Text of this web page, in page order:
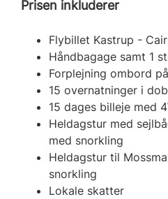
Prisen inkluderer
Flybillet Kastrup -
Håndbagage samt 1
Forplejning ombord
15 overnatninger i
15 dages billeje med
Heldagstur med
med snorkling
Heldagstur til
snorkling
Lokale skatter